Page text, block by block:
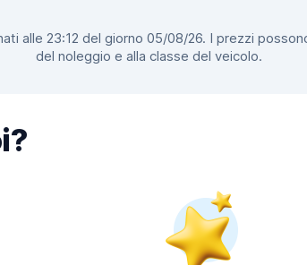
alle 23:12 del giorno 05/08/26. I prezzi
del noleggio e alla classe del veicolo.